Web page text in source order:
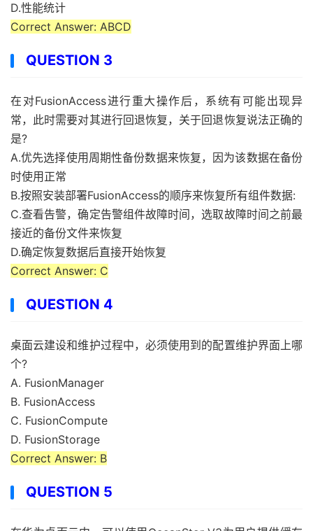
D.性能统计
Correct Answer: ABCD
QUESTION 3
在对FusionAccess进行重大操作后，系统有可能出现异
常，此时需要对其进行回退恢复，关于回退恢复说法正确的
是?
A.优先选择使用周期性备份数据来恢复，因为该数据在备份
时使用正常
B.按照安装部署FusionAccess的顺序来恢复所有组件数据:
C.查看告警，确定告警组件故障时间，选取故障时间之前最
接近的备份文件来恢复
D.确定恢复数据后直接开始恢复
Correct Answer: C
QUESTION 4
桌面云建设和维护过程中，必须使用到的配置维护界面上哪
个?
A. FusionManager
В. FusionAccess
C. FusionCompute
D. FusionStorage
Correct Answer: B
QUESTION 5